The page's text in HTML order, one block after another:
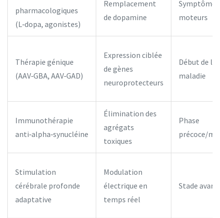
pharmacologiques
(L‑dopa, agonistes)
Remplacement
de dopamine
Symptômes
moteurs
Thérapie génique
(AAV‑GBA, AAV‑GAD)
Expression ciblée
de gènes
neuroprotecteurs
Début de la
maladie
Immunothérapie
anti‑alpha‑synucléine
Élimination des
agrégats
toxiques
Phase
précoce/
Stimulation
cérébrale profonde
adaptative
Modulation
électrique en
temps réel
Stade